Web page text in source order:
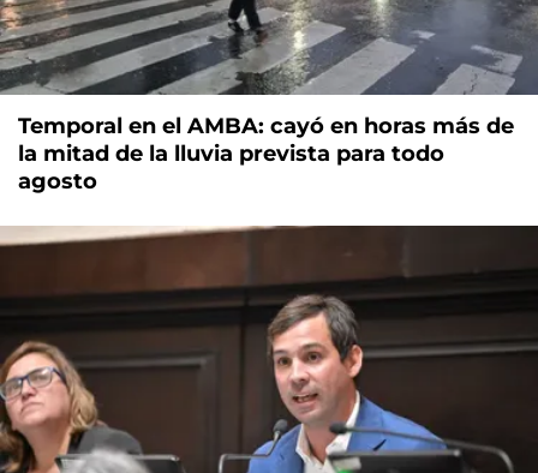
Temporal en el AMBA: cayó en horas más de
la mitad de la lluvia prevista para todo
agosto